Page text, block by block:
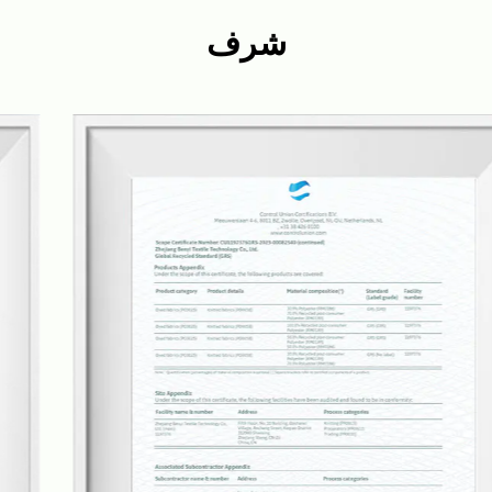
ولدى بين مصانعها الخاصة للحياكة والصباغة والطباعة، ومصانع
تجهيز السجادة المنتهية، مما يمكننا من السيطرة على سلسلة
أكثر من 20 مهندسا من مهندسي الأقمشة، نقوم بتطوير
السوق ويمكننا أيضا تقديم خدمات مصممة وفقا لمتطلبات
إن سجادنا وسجاداتنا ملائمة لمختلف السيناريوهات، بما فيها
غرف الجلوس، غرف النوم، الحمامات، المطابخ، المداخل
والمخارج، وغيرها. إننا فخورون بتقديم منتجات عالية الجودة
وخدمة عملاء ممتازة، وهدفنا أن نصبح مصنعا رائدا للسجاد
والسجاد في الصين وحتى عالميا.
شرف